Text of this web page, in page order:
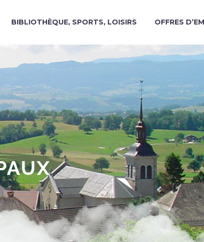
BIBLIOTHÈQUE, SPORTS, LOISIRS OFFRES